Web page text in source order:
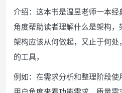
介绍：这本书是温昱老师一本
角度帮助读者理解什么是架构，
架构应该从何做起，又止于何
的工具，
例如：在需求分析和整理阶段